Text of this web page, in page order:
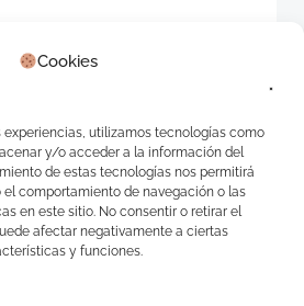
Cookies
experiencias, utilizamos tecnologías como
y/o acceder a la información del
de estas tecnologías nos permitirá
comportamiento de navegación o las
en este sitio. No consentir o retirar el
afectar negativamente a ciertas
y funciones.
What It Is, How It Works, and
2026
pedidos: qué es, cómo funciona
2026
teacher’s assistant: digital
management